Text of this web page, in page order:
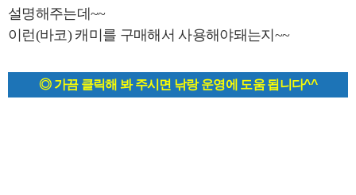
설명해주는데~~
이런(바코) 캐미를 구매해서 사용해야돼는지~~
◎ 가끔 클릭해 봐 주시면 낚랑 운영에 도움 됩니다^^